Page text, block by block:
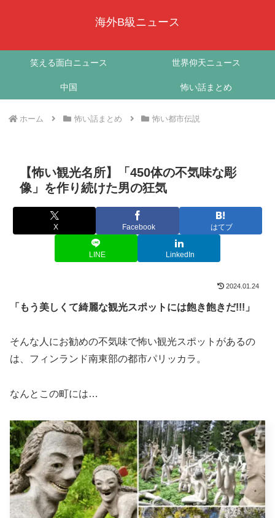
海外B級ニュース
笑える面白ニュース 世界仰天ニュース
中国 怖い話まとめ
ホーム 怖い話まとめ 怖い都市伝説
【怖い観光名所】「450体の不気味な彫
像」を作り続けた男の狂気
X Facebook はてブ
LINE LinkedIn
2024.01.24
「もう美しくて綺麗な観光スポットには飽き飽きだ!!!」
そんな人にお勧めの不気味で怖い観光スポットがあるの
は、フィンランド南東部の都市パリッカラ。
なんとこの町には…